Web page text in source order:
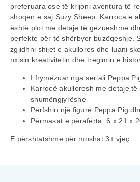
preferuara ose të krijoni aventura të
shoqen e saj Suzy Sheep. Karroca e
është plot me detaje të gëzueshme
perfekte për të shërbyer buzëqeshje.
zgjidhni shijet e akullores dhe luani
nxisin kreativitetin dhe tregimin e
I frymëzuar nga seriali Peppa
Karrocë akulloresh me detaje të
shumëngjyrëshe
Përfshin një figurë Peppa Pig
Përmasat e përafërta: 6 x 21 x
E përshtatshme për moshat 3+ vjeç.